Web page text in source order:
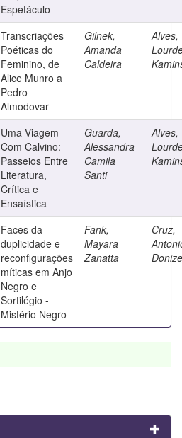
Espetáculo
Transcriações
Poéticas do
Feminino, de
Alice Munro a
Pedro
Almodovar
Gilnek,
Amanda
Caldeira
Alves,
Uma Viagem
Com Calvino:
Passeios Entre
Literatura,
Crítica e
Ensaística
Guarda,
Alessandra
Camila
Santi
Alves,
Faces da
duplicidade e
reconfigurações
míticas em Anjo
Negro e
Sortilégio -
Mistério Negro
Fank,
Mayara
Zanatta
Cruz,